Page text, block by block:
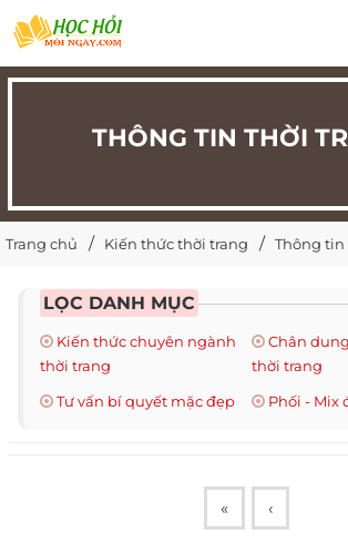
THÔNG TIN THỜI
Trang chủ Kiến thức thời trang Thông
LỌC DANH MỤC
Kiến thức chuyên ngành
thời trang
Chân
thời trang
Tư vấn bí quyết mặc đẹp
Phối - Mix
« ‹